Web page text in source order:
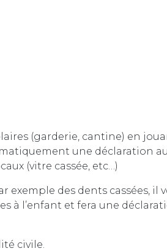
(garderie, cantine) en
une déclaration
(vitre cassée, etc…)
exemple des dents cassées, il
à l’enfant et fera une
civile.